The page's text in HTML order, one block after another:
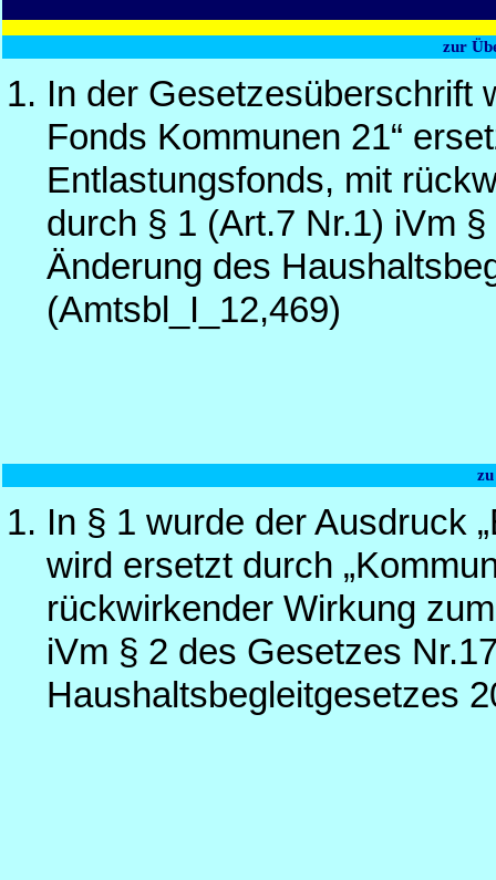
zur
In der Gesetzesüberschrift
Fonds Kommunen 21“
Entlastungsfonds, mit
durch § 1 (Art.7 Nr.1) iVm
Änderung des
(Amtsbl_I_12,469)
In § 1 wurde der Ausdruck
wird ersetzt durch
rückwirkender Wirkung
iVm § 2 des Gesetzes
Haushaltsbegleitgesetzes